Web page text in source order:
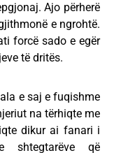
Ajo përherë
e ngrohtë.
forcë sado e egër
të dritës.
e saj e fuqishme
na tërhiqte me
dikur ai fanari i
shtegtarëve që